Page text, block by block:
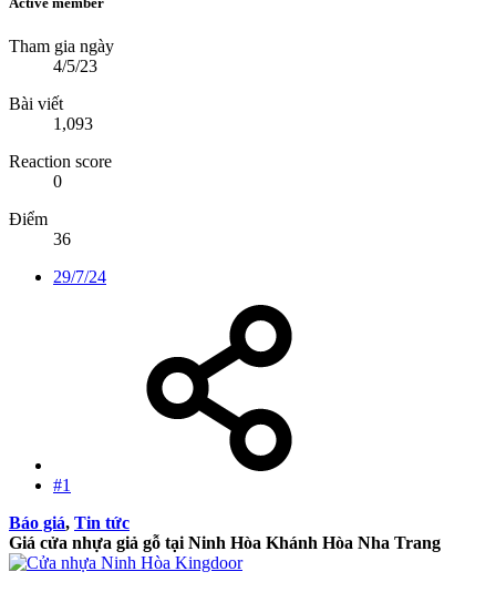
Tham gia ngày
4/5/23
Bài viết
1,093
Reaction score
0
Điểm
36
29/7/24
#1
Báo giá, Tin tức
Giá cửa nhựa giả gỗ tại Ninh Hòa Khánh Hòa Nha Trang